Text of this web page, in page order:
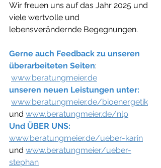
Wir freuen uns auf das Jahr 2025 und
viele wertvolle und
lebensverändernde Begegnungen.
Gerne auch Feedback zu unseren
überarbeiteten Seiten:
www.beratungmeier.de
unseren neuen Leistungen unter:
www.beratungmeier.de/bioenergetik
und www.beratungmeier.de/nlp
Und ÜBER UNS:
www.beratungmeier.de/ueber-karin
und www.beratungmeier/ueber-
stephan